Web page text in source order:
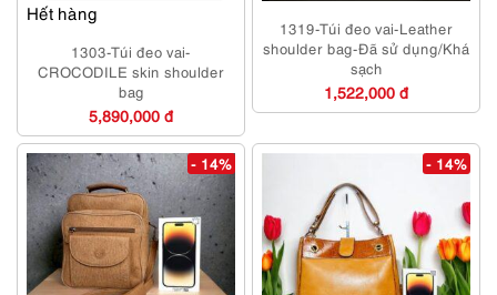
Hết hàng
1303-Túi đeo vai-
CROCODILE skin shoulder
bag
5,890,000 đ
1319-Túi đeo vai-Leather
shoulder bag-Đã sử dụng/Khá
sạch
1,522,000 đ
- 14% - 14%